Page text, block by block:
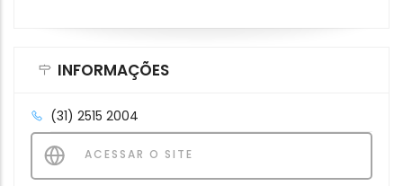
INFORMAÇÕES
(31) 2515 2004
ACESSAR O SITE